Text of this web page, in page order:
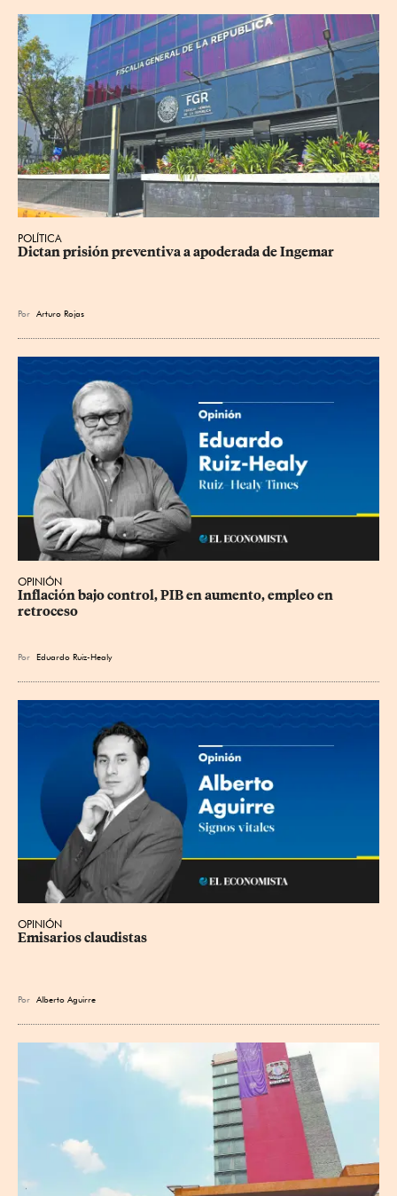
POLÍTICA
Dictan prisión preventiva a apoderada de Ingemar
Por Arturo Rojas
OPINIÓN
Inflación bajo control, PIB en aumento, empleo en
retroceso
Por Eduardo Ruiz-Healy
OPINIÓN
Emisarios claudistas
Por Alberto Aguirre